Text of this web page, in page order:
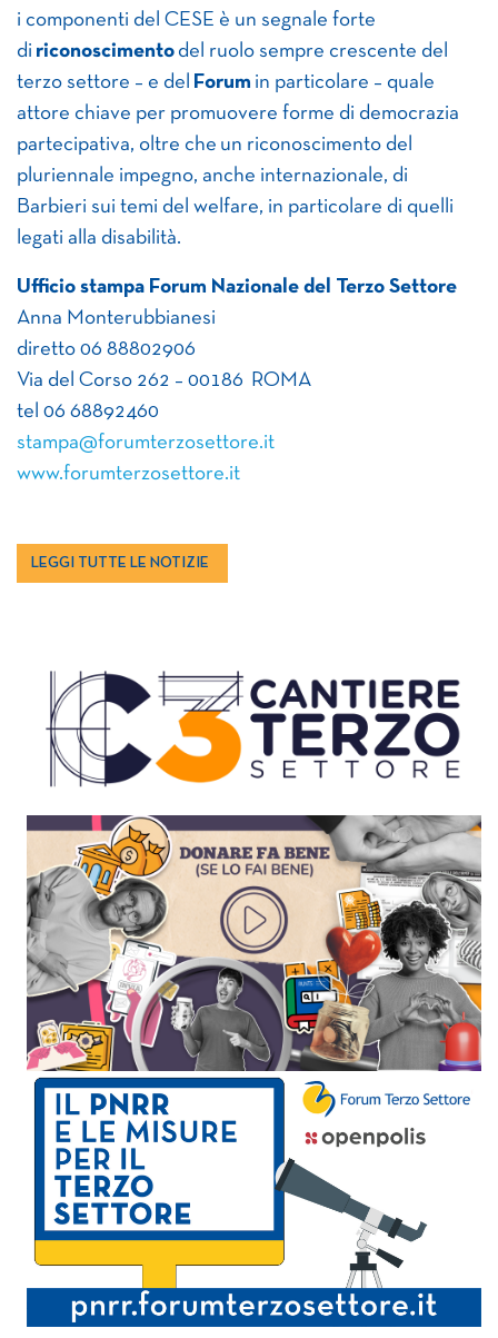
i componenti del CESE è un segnale forte
di riconoscimento del ruolo sempre crescente del
terzo settore – e del
Forum in particolare – quale
attore chiave per promuovere forme di democrazia
partecipativa, oltre che un riconoscimento del
pluriennale impegno, anche internazionale, di
Barbieri sui temi del welfare, in particolare di quelli
legati alla disabilità.
Ufficio stampa Forum Nazionale del Terzo Settore
Anna Monterubbianesi
diretto 06 88802906
Via del Corso 262 – 00186 ROMA
tel 06 68892460
stampa@forumterzosettore.it
www.forumterzosettore.it
LEGGI TUTTE LE NOTIZIE